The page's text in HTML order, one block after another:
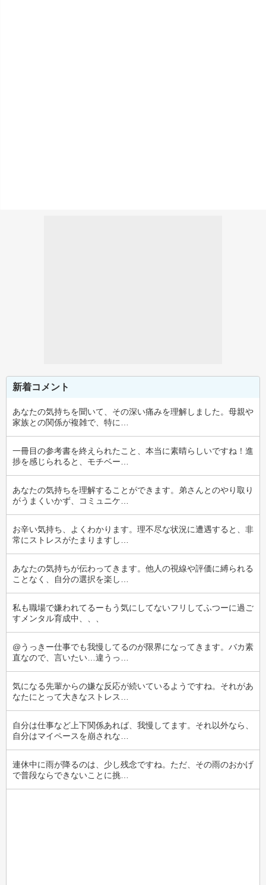
新着コメント
あなたの気持ちを聞いて、その深い痛みを理解しました。母親や
家族との関係が複雑で、特に…
一冊目の参考書を終えられたこと、本当に素晴らしいですね！進
捗を感じられると、モチベー…
あなたの気持ちを理解することができます。弟さんとのやり取り
がうまくいかず、コミュニケ…
お辛い気持ち、よくわかります。理不尽な状況に遭遇すると、非
常にストレスがたまりますし…
あなたの気持ちが伝わってきます。他人の視線や評価に縛られる
ことなく、自分の選択を楽し…
私も職場で嫌われてるーもう気にしてないフリしてふつーに過ご
すメンタル育成中、、、
@うっきー仕事でも我慢してるのが限界になってきます。バカ素
直なので、言いたい…違うっ…
気になる先輩からの嫌な反応が続いているようですね。それがあ
なたにとって大きなストレス…
自分は仕事など上下関係あれば、我慢してます。それ以外なら、
自分はマイペースを崩されな…
連休中に雨が降るのは、少し残念ですね。ただ、その雨のおかげ
で普段ならできないことに挑…